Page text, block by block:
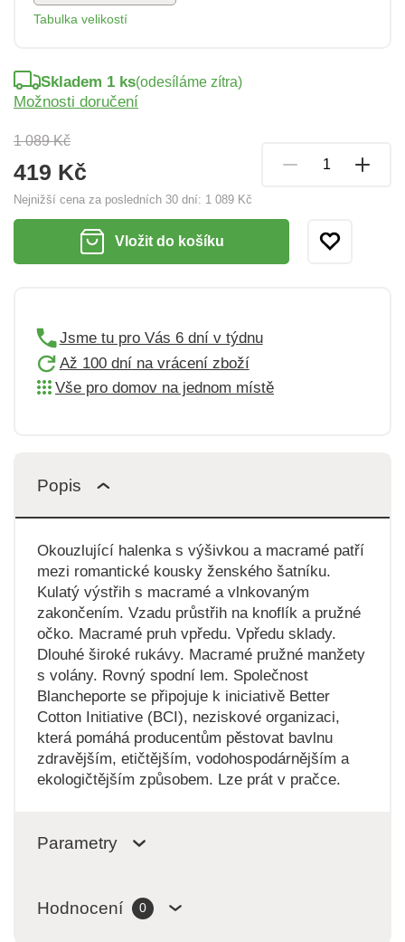
Tabulka velikostí
1 089 Kč
419 Kč
Nejnižší cena za posledních 30 dní: 1 089 Kč
Skladem 1 ks(odesíláme zítra)
Možnosti doručení
Vložit do košíku
Jsme tu pro Vás 6 dní v týdnu
Až 100 dní na vrácení zboží
Vše pro domov na jednom místě
Popis
Okouzlující halenka s výšivkou a macramé patří
mezi romantické kousky ženského šatníku.
Kulatý výstřih s macramé a vlnkovaným
zakončením. Vzadu průstřih na knoflík a pružné
očko. Macramé pruh vpředu. Vpředu sklady.
Dlouhé široké rukávy. Macramé pružné manžety
s volány. Rovný spodní lem. Společnost
Blancheporte se připojuje k iniciativě Better
Cotton Initiative (BCI), neziskové organizaci,
která pomáhá producentům pěstovat bavlnu
zdravějším, etičtějším, vodohospodárnějším a
ekologičtějším způsobem. Lze prát v pračce.
Parametry
Hodnocení 0